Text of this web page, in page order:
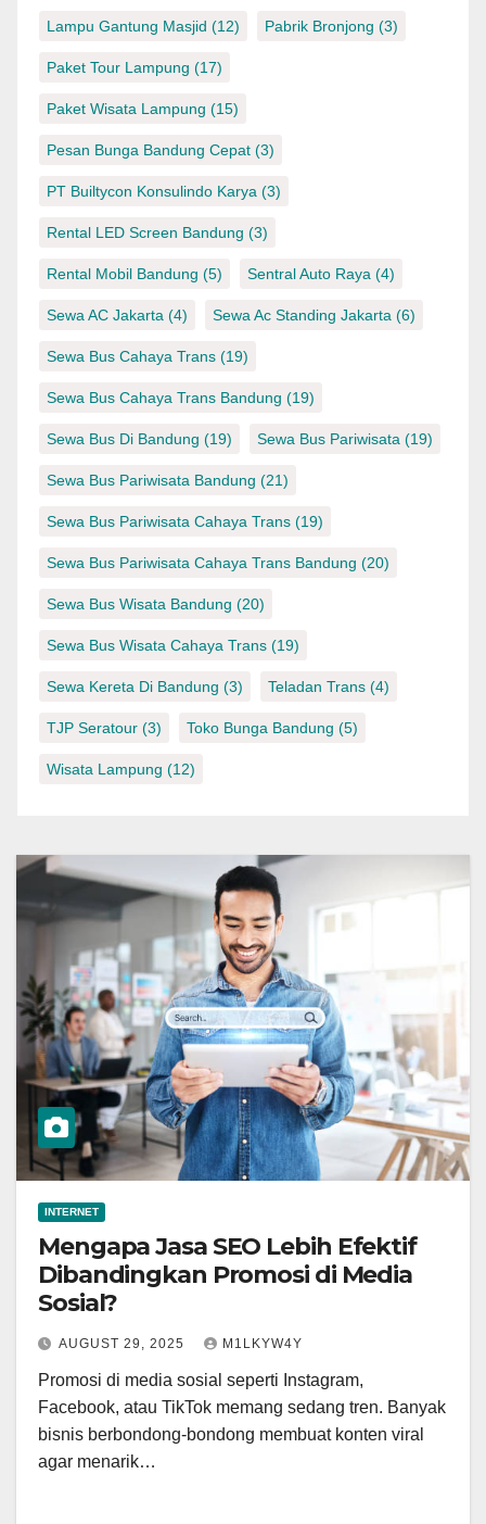
Lampu Gantung Masjid (12) Pabrik Bronjong (3)
Paket Tour Lampung (17)
Paket Wisata Lampung (15)
Pesan Bunga Bandung Cepat (3)
PT Builtycon Konsulindo Karya (3)
Rental LED Screen Bandung (3)
Rental Mobil Bandung (5) Sentral Auto Raya (4)
Sewa AC Jakarta (4) Sewa Ac Standing Jakarta (6)
Sewa Bus Cahaya Trans (19)
Sewa Bus Cahaya Trans Bandung (19)
Sewa Bus Di Bandung (19) Sewa Bus Pariwisata (19)
Sewa Bus Pariwisata Bandung (21)
Sewa Bus Pariwisata Cahaya Trans (19)
Sewa Bus Pariwisata Cahaya Trans Bandung (20)
Sewa Bus Wisata Bandung (20)
Sewa Bus Wisata Cahaya Trans (19)
Sewa Kereta Di Bandung (3) Teladan Trans (4)
TJP Seratour (3) Toko Bunga Bandung (5)
Wisata Lampung (12)
INTERNET
Mengapa Jasa SEO Lebih Efektif
Dibandingkan Promosi di Media
Sosial?
AUGUST 29, 2025 M1LKYW4Y
Promosi di media sosial seperti Instagram,
Facebook, atau TikTok memang sedang tren. Banyak
bisnis berbondong-bondong membuat konten viral
agar menarik…